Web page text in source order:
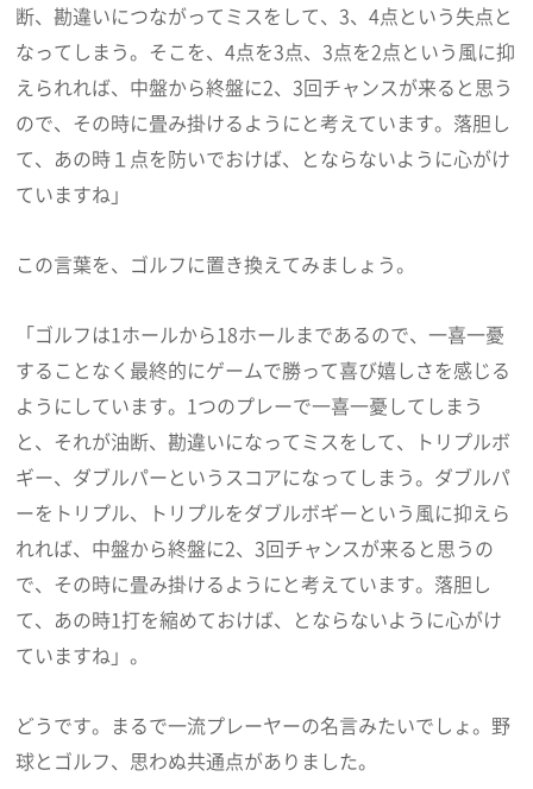
断、勘違いにつながってミスをして、3、4点という失点と
なってしまう。そこを、4点を3点、3点を2点という風に抑
えられれば、中盤から終盤に2、3回チャンスが来ると思う
ので、その時に畳み掛けるようにと考えています。落胆し
て、あの時１点を防いでおけば、とならないように心がけ
ていますね」
この言葉を、ゴルフに置き換えてみましょう。
「ゴルフは1ホールから18ホールまであるので、一喜一憂
することなく最終的にゲームで勝って喜び嬉しさを感じる
ようにしています。1つのプレーで一喜一憂してしまう
と、それが油断、勘違いになってミスをして、トリプルボ
ギー、ダブルパーというスコアになってしまう。ダブルパ
ーをトリプル、トリプルをダブルボギーという風に抑えら
れれば、中盤から終盤に2、3回チャンスが来ると思うの
で、その時に畳み掛けるようにと考えています。落胆し
て、あの時1打を縮めておけば、とならないように心がけ
ていますね」。
どうです。まるで一流プレーヤーの名言みたいでしょ。野
球とゴルフ、思わぬ共通点がありました。